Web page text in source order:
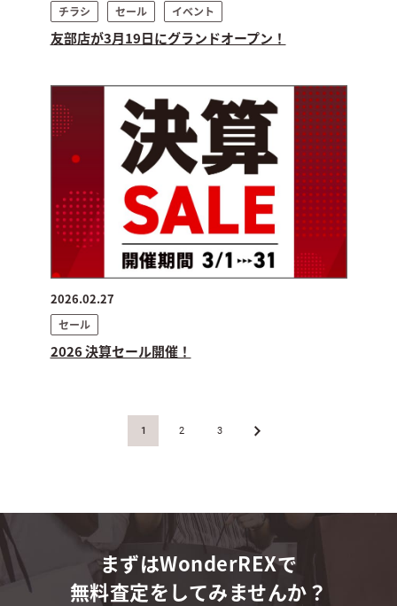
チラシ セール イベント
友部店が3月19日にグランドオープン！
2026.02.27
セール
2026 決算セール開催！
1 2 3 »
まずはWonderREXで
無料査定をしてみませんか？